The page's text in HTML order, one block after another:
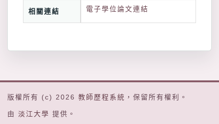
相關連結 電子學位論文連結
版權所有 (c) 2026 教師歷程系統 ，保留所有權利。
由 淡江大學 提供。